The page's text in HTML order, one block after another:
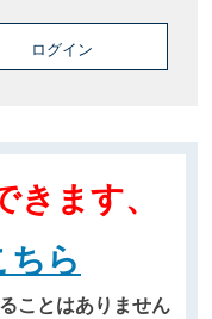
ログイン
ます、
ちら
ことはありません